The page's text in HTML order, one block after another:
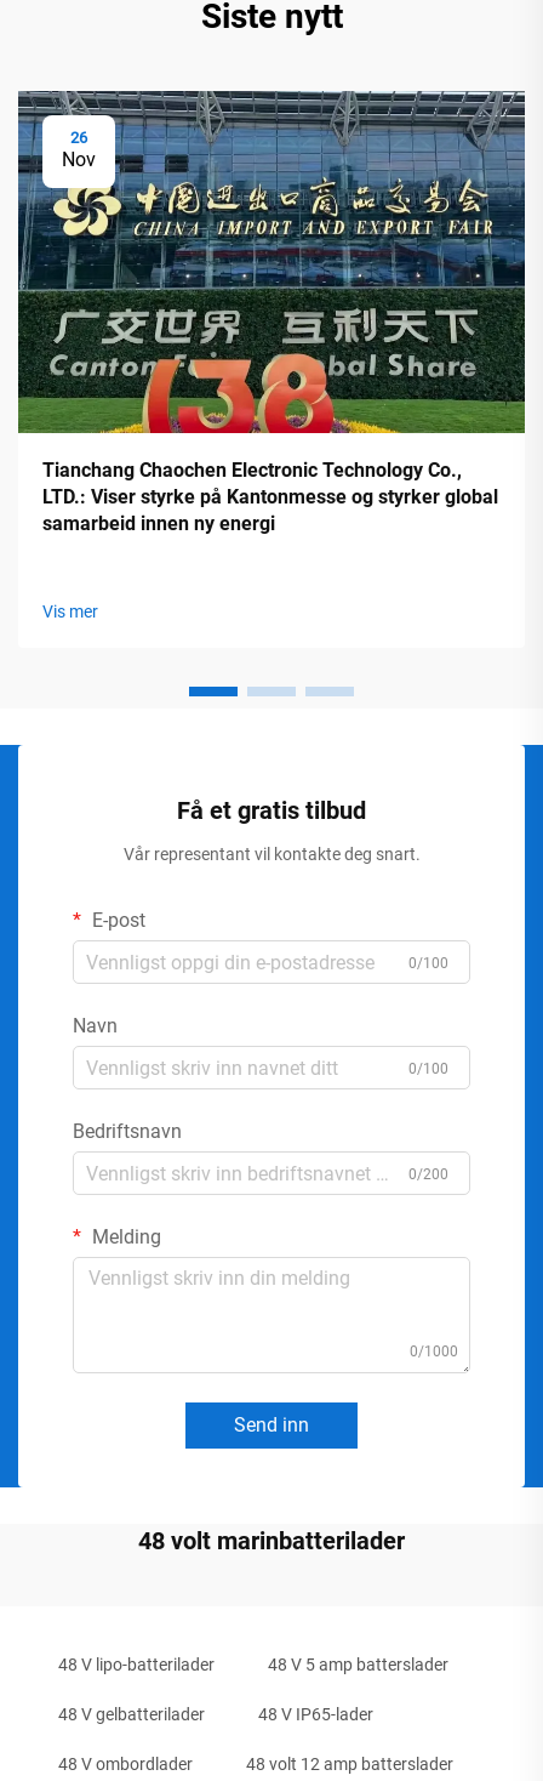
Siste nytt
26
Nov
Tianchang Chaochen Electronic Technology Co.,
LTD.: Viser styrke på Kantonmesse og styrker global
samarbeid innen ny energi
Vis mer
Få et gratis tilbud
Vår representant vil kontakte deg snart.
E-post
0/100
Navn
0/100
Bedriftsnavn
0/200
Melding
0/1000
Send inn
48 volt marinbatterilader
48 V lipo-batterilader 48 V 5 amp batterslader
48 V gelbatterilader 48 V IP65-lader
48 V ombordlader 48 volt 12 amp batterslader